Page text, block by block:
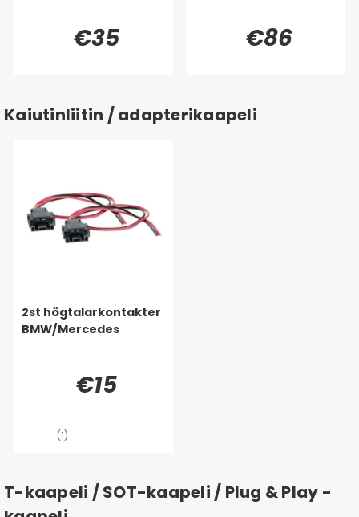
€35 €86
Kaiutinliitin / adapterikaapeli
2st högtalarkontakter
BMW/Mercedes
€15
(1)
T-kaapeli / SOT-kaapeli / Plug & Play -